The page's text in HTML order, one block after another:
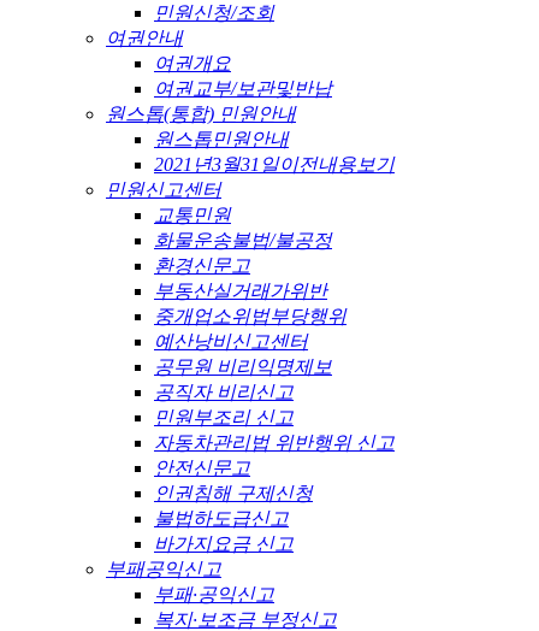
민원신청/조회
여권안내
여권개요
여권교부/보관및반납
원스톱(통합) 민원안내
원스톱민원안내
2021년3월31일이전내용보기
민원신고센터
교통민원
화물운송불법/불공정
환경신문고
부동산실거래가위반
중개업소위법부당행위
예산낭비신고센터
공무원 비리익명제보
공직자 비리신고
민원부조리 신고
자동차관리법 위반행위 신고
안전신문고
인권침해 구제신청
불법하도급신고
바가지요금 신고
부패공익신고
부패·공익신고
복지·보조금 부정신고